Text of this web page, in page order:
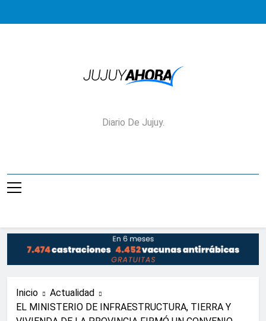
Jujuy Ahora!
Diario De Jujuy.
Inicio
Actualidad
EL MINISTERIO DE INFRAESTRUCTURA, TIERRA Y